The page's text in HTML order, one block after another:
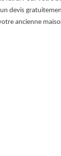
devis
ancienne